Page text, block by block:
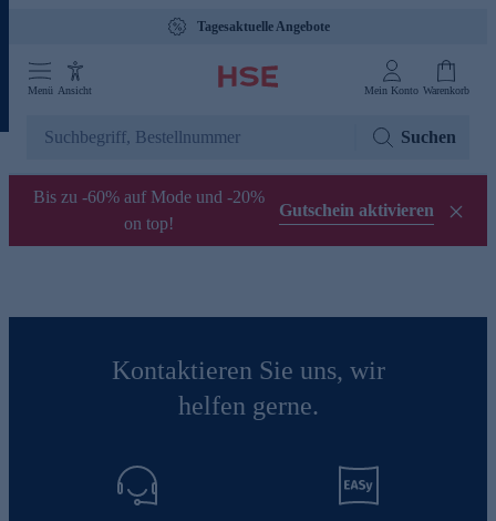
Tagesaktuelle Angebote
Menü Ansicht Mein Konto Warenkorb
Suchen
Bis zu -60% auf Mode und -20%
on top!
Gutschein aktivieren
Kontaktieren Sie uns, wir
helfen gerne.